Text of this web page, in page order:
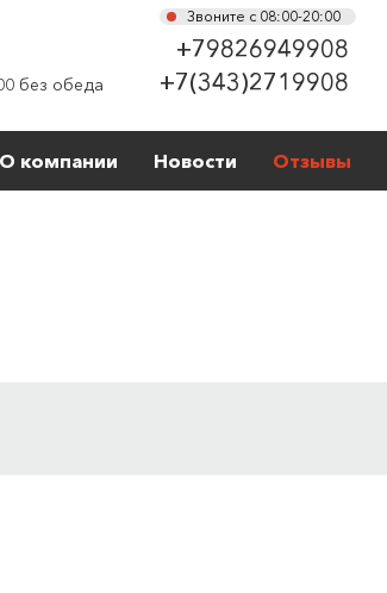
без обеда
Звоните с 08:00-20:00
+79826949908
+7(343)2719908
О компании Новости Отзывы